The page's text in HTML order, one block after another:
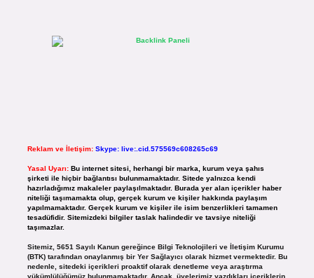
Reklam ve İletişim: Skype: live:.cid.575569c608265c69
Yasal Uyarı: Bu internet sitesi, herhangi bir marka, kurum veya şahıs
şirketi ile hiçbir bağlantısı bulunmamaktadır. Sitede yalnızca kendi
hazırladığımız makaleler paylaşılmaktadır. Burada yer alan içerikler haber
niteliği taşımamakta olup, gerçek kurum ve kişiler hakkında paylaşım
yapılmamaktadır. Gerçek kurum ve kişiler ile isim benzerlikleri tamamen
tesadüfidir. Sitemizdeki bilgiler taslak halindedir ve tavsiye niteliği
taşımazlar.
Sitemiz, 5651 Sayılı Kanun gereğince Bilgi Teknolojileri ve İletişim Kurumu
(BTK) tarafından onaylanmış bir Yer Sağlayıcı olarak hizmet vermektedir. Bu
nedenle, sitedeki içerikleri proaktif olarak denetleme veya araştırma